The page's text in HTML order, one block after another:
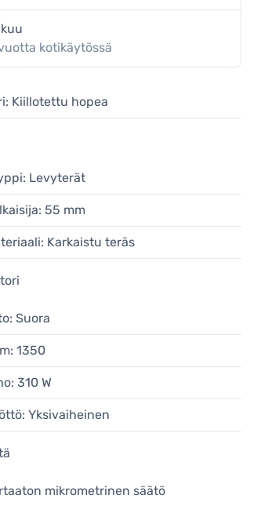
kotikäytössä
Kiillotettu hopea
Levyterät
55 mm
Karkaistu teräs
Suora
1350
310 W
Yksivaiheinen
mikrometrinen säätö